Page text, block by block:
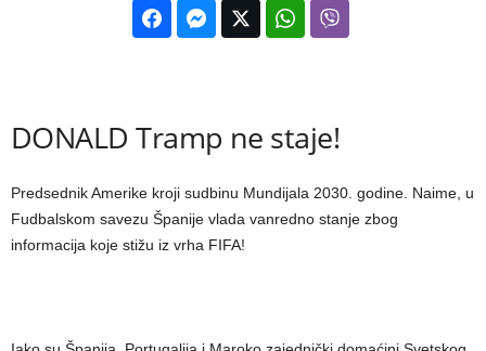
DONALD Tramp ne staje!
Predsednik Amerike kroji sudbinu Mundijala 2030. godine. Naime, u
Fudbalskom savezu Španije vlada vanredno stanje zbog
informacija koje stižu iz vrha FIFA!